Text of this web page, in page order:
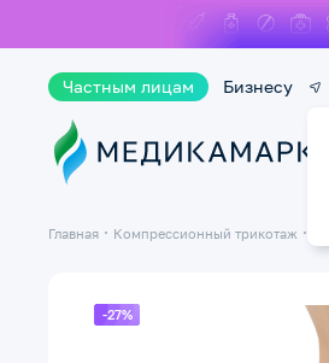
Частным лицам Бизнесу
Главная Компрессионный трикотаж
-27%